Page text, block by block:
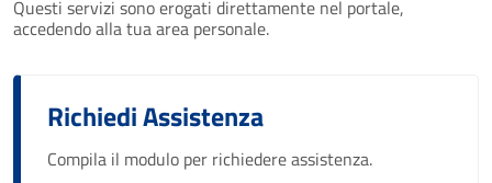
Questi servizi sono erogati direttamente nel portale,
accedendo alla tua area personale.
Richiedi Assistenza
Compila il modulo per richiedere assistenza.